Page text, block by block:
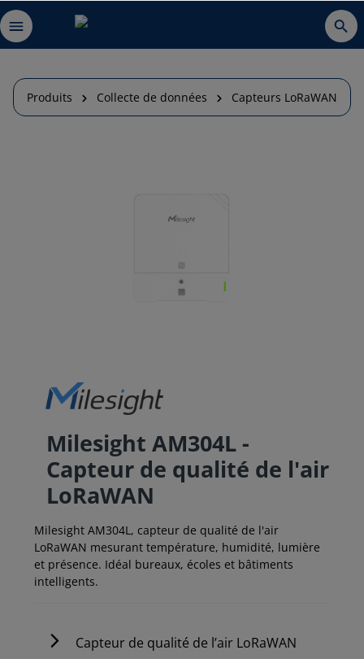
Produits Collecte de données Capteurs LoRaWAN
Milesight AM304L -
Capteur de qualité de l'air
LoRaWAN
Milesight AM304L, capteur de qualité de l'air
LoRaWAN mesurant température, humidité, lumière
et présence. Idéal bureaux, écoles et bâtiments
intelligents.
Capteur de qualité de l’air LoRaWAN